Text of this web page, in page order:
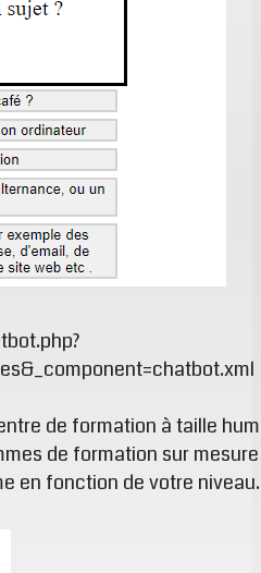
de formation à taille
de formation sur
en fonction de votre niveau.